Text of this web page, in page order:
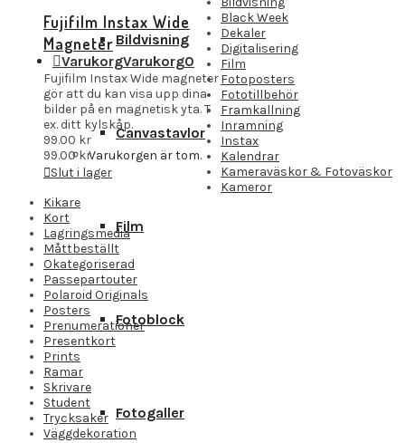
Bildvisning
Canvastavlor
Film
Fotoblock
Fotogaller
VarukorgVarukorg0
Varukorgen är tom.
Fujifilm Instax Wide
Magneter
Fujifilm Instax Wide magneter
gör att du kan visa upp dina
bilder på en magnetisk yta. T
ex. ditt kylskåp.
99.00 kr
99.00kr
Slut i lager
Black Week
Dekaler
Digitalisering
Film
Fotoposters
Fototillbehör
Framkallning
Inramning
Instax
Kalendrar
Kameraväskor & Fotoväskor
Kameror
Kikare
Kort
Lagringsmedia
Måttbeställt
Okategoriserad
Passepartouter
Polaroid Originals
Posters
Prenumerationer
Presentkort
Prints
Ramar
Skrivare
Student
Trycksaker
Väggdekoration